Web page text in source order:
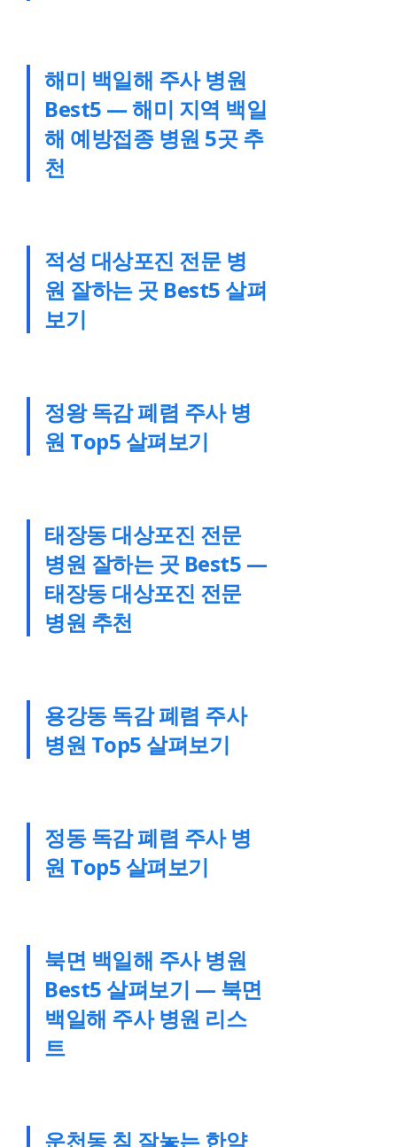
해미 백일해 주사 병원
Best5 — 해미 지역 백일
해 예방접종 병원 5곳 추
천
적성 대상포진 전문 병
원 잘하는 곳 Best5 살펴
보기
정왕 독감 폐렴 주사 병
원 Top5 살펴보기
태장동 대상포진 전문
병원 잘하는 곳 Best5 —
태장동 대상포진 전문
병원 추천
용강동 독감 폐렴 주사
병원 Top5 살펴보기
정동 독감 폐렴 주사 병
원 Top5 살펴보기
북면 백일해 주사 병원
Best5 살펴보기 — 북면
백일해 주사 병원 리스
트
운천동 침 잘놓는 한약